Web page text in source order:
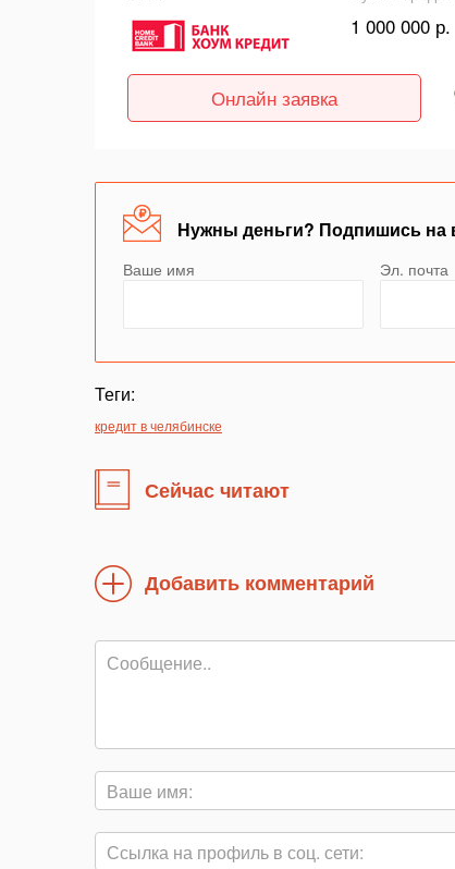
1 000 000 р.
Онлайн заявка
Нужны деньги? Подпишись на
Ваше имя Эл. почта
Теги:
кредит в челябинске
Сейчас читают
Добавить комментарий